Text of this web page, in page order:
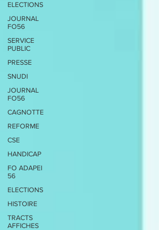
ELECTIONS
JOURNAL
FO56
SERVICE
PUBLIC
PRESSE
SNUDI
JOURNAL
FO56
CAGNOTTE
REFORME
CSE
HANDICAP
FO ADAPEI
56
ELECTIONS
HISTOIRE
TRACTS
AFFICHES